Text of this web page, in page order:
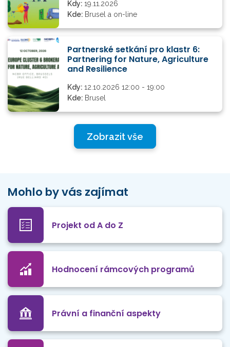
Kdy: 19.11.2026
Kde: Brusel a on-line
Partnerské setkání pro klastr 6:
Partnering for Nature, Agriculture
and Resilience
Kdy: 12.10.2026 12:00 - 19:00
Kde: Brusel
Zobrazit vše
Mohlo by vás zajímat
Projekt od A do Z
Hodnocení rámcových programů
Právní a finanční aspekty